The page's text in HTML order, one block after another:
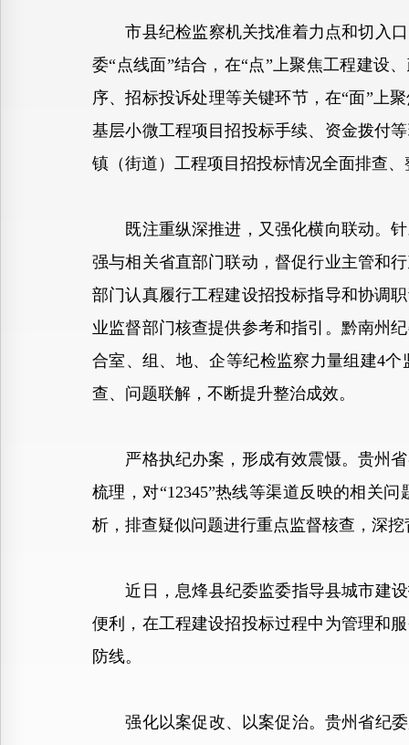
市县纪检监察机关找准着力点和切入口
委“点线面”结合，在“点”上聚焦工程建设
序、招标投诉处理等关键环节，在“面”上
基层小微工程项目招投标手续、资金拨付
镇（街道）工程项目招投标情况全面排查、
既注重纵深推进，又强化横向联动。针
强与相关省直部门联动，督促行业主管和
部门认真履行工程建设招投标指导和协调
业监督部门核查提供参考和指引。黔南州
合室、组、地、企等纪检监察力量组建4
查、问题联解，不断提升整治成效。
严格执纪办案，形成有效震慑。贵州省
梳理，对“12345”热线等渠道反映的相关
析，排查疑似问题进行重点监督核查，深
近日，息烽县纪委监委指导县城市建设
便利，在工程建设招投标过程中为管理和
防线。
强化以案促改、以案促治。贵州省纪委